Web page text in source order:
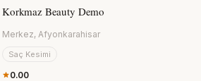
Korkmaz Beauty Demo
Merkez, Afyonkarahisar
Saç Kesimi
0.00